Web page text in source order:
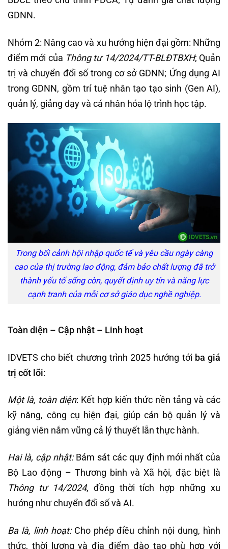
GDNN.
Nhóm 2: Nâng cao và xu hướng hiện đại gồm: Những
điểm mới của Thông tư 14/2024/TT-BLĐTBXH; Quản
trị và chuyển đổi số trong cơ sở GDNN; Ứng dụng AI
trong GDNN, gồm trí tuệ nhân tạo tạo sinh (Gen AI),
quản lý, giảng dạy và cá nhân hóa lộ trình học tập.
Trong bối cảnh hội nhập quốc tế và yêu cầu ngày càng
cao của thị trường lao động, đảm bảo chất lượng đã trở
thành yếu tố sống còn, quyết định uy tín và năng lực
cạnh tranh của mỗi cơ sở giáo dục nghề nghiệp.
Toàn diện – Cập nhật – Linh hoạt
IDVETS cho biết chương trình 2025 hướng tới ba giá
trị cốt lõi:
Một là, toàn diện: Kết hợp kiến thức nền tảng và các
kỹ năng, công cụ hiện đại, giúp cán bộ quản lý và
giảng viên nắm vững cả lý thuyết lẫn thực hành.
Hai là, cập nhật:Bám sát các quy định mới nhất của
Bộ Lao động – Thương binh và Xã hội, đặc biệt là
Thông tư 14/2024, đồng thời tích hợp những xu
hướng như chuyển đổi số và AI.
Ba là, linh hoạt:Cho phép điều chỉnh nội dung, hình
thức, thời lượng và địa điểm đào tạo phù hợp với